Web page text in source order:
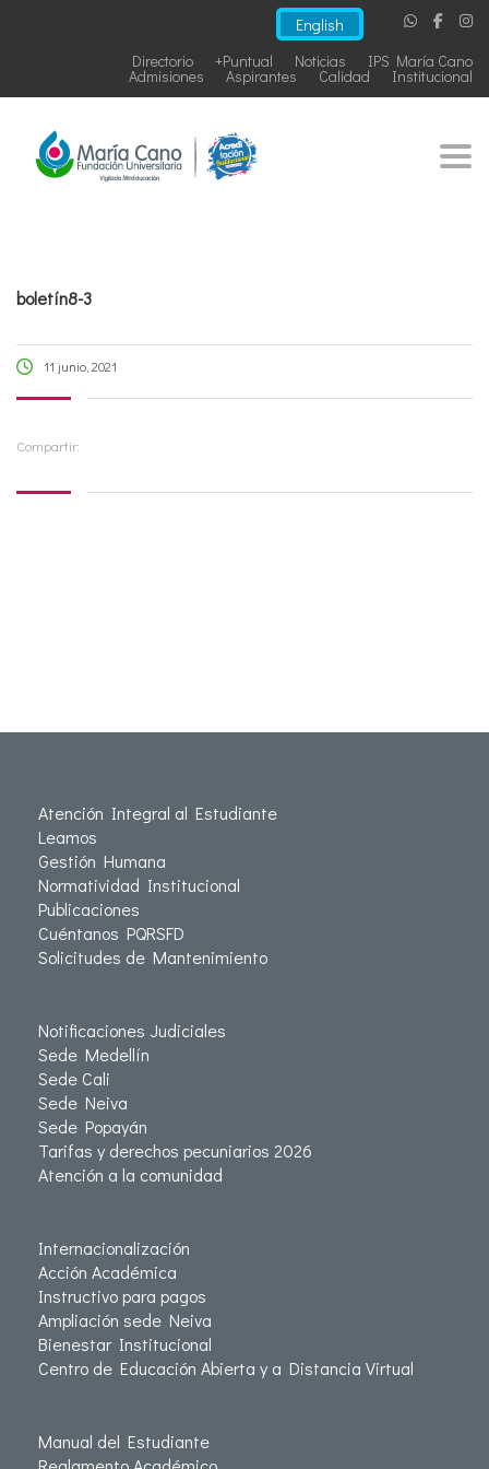
English
IPS María Cano
Noticias
+Puntual
Directorio
Institucional
Calidad
Aspirantes
Admisiones
boletín8-3
11 junio, 2021
Compartir:
Atención Integral al Estudiante
Leamos
Gestión Humana
Normatividad Institucional
Publicaciones
Cuéntanos PQRSFD
Solicitudes de Mantenimiento
Notificaciones Judiciales
Sede Medellín
Sede Cali
Sede Neiva
Sede Popayán
Tarifas y derechos pecuniarios 2026
Atención a la comunidad
Internacionalización
Acción Académica
Instructivo para pagos
Ampliación sede Neiva
Bienestar Institucional
Centro de Educación Abierta y a Distancia Virtual
Manual del Estudiante